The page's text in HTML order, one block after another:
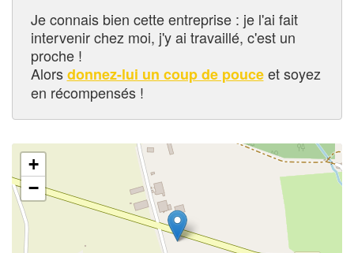
Je connais bien cette entreprise : je l'ai fait
intervenir chez moi, j'y ai travaillé, c'est un
proche !
Alorsdonnez-lui un coup de pouceet soyez
en récompensés !
+
−